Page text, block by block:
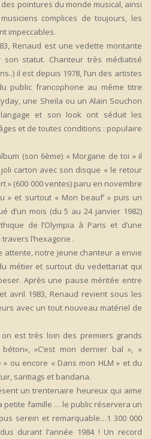
des pointures du monde musical, ainsi
complices de toujours, les
impeccables.
Renaud est une vedette montante
statut. Chanteur très médiatisé
il est depuis 1978, l’un des artistes
public francophone au même titre
une Sheila ou un Alain Souchon
et son look ont séduit les
et de toutes conditions : populaire
(son 6ème) « Morgane de toi » il
carton avec son disque « le retour
» (600 000 ventes) paru en novembre
» et surtout « Mon beauf’ » puis un
d’un mois (du 5 au 24 janvier 1982)
de l’Olympia à Paris et d’une
l’hexagone .
attente, notre jeune chanteur a envie
métier et surtout du vedettariat qui
Après une pause méritée entre
avril 1983, Renaud revient sous les
avec un tout nouveau matériel de
est très loin des premiers grands
»C’est mon dernier bal », «
» ou encore « Dans mon HLM » et du
santiags et bandana.
un trentenaire heureux qui aime
petite famille … le public réservera un
serein et remarquable…1 300 000
durant l’année 1984 ! Un record